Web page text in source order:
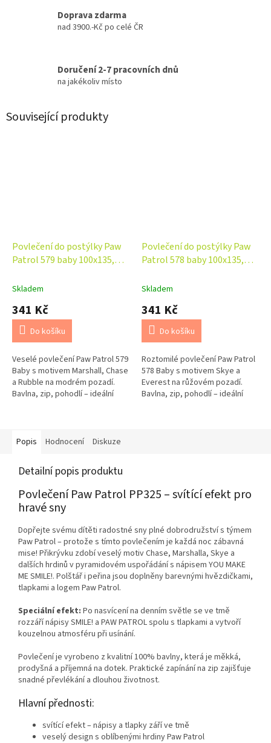
Doprava zdarma
nad 3900.-Kč po celé ČR
Doručení 2-7 pracovních dnů
na jakékoliv místo
Související produkty
Povlečení do postýlky Paw
Patrol 579 baby 100x135,
Skladem
341 Kč
Do košíku
Veselé povlečení Paw Patrol 579
Baby s motivem Marshall, Chase
a Rubble na modrém pozadí.
Bavlna, zip, pohodlí – ideální
Povlečení do postýlky Paw
Patrol 578 baby 100x135,
Skladem
341 Kč
Do košíku
Roztomilé povlečení Paw Patrol
578 Baby s motivem Skye a
Everest na růžovém pozadí.
Bavlna, zip, pohodlí – ideální
Popis Hodnocení Diskuze
Detailní popis produktu
Povlečení Paw Patrol PP325 – svítící efekt pro
hravé sny
Dopřejte svému dítěti radostné sny plné dobrodružství s týmem
Paw Patrol – protože s tímto povlečením je každá noc zábavná
mise! Přikrývku zdobí veselý motiv Chase, Marshalla, Skye a
dalších hrdinů v pyramidovém uspořádání s nápisem YOU MAKE
ME SMILE!. Polštář i peřina jsou doplněny barevnými hvězdičkami,
tlapkami a logem Paw Patrol.
Speciální efekt: Po nasvícení na denním světle se ve tmě
rozzáří nápisy SMILE! a PAW PATROL spolu s tlapkami a vytvoří
kouzelnou atmosféru při usínání.
Povlečení je vyrobeno z kvalitní 100% bavlny, která je měkká,
prodyšná a příjemná na dotek. Praktické zapínání na zip zajišťuje
snadné převlékání a dlouhou životnost.
Hlavní přednosti:
svítící efekt – nápisy a tlapky září ve tmě
veselý design s oblíbenými hrdiny Paw Patrol